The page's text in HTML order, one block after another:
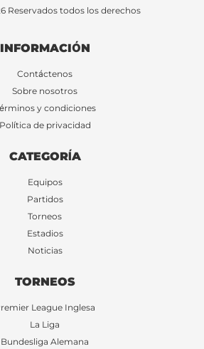
Reservados todos los derechos
INFORMACIÓN
Contáctenos
Sobre nosotros
y condiciones
Política de privacidad
CATEGORÍA
Equipos
Partidos
Torneos
Estadios
Noticias
TORNEOS
League Inglesa
La Liga
Bundesliga Alemana